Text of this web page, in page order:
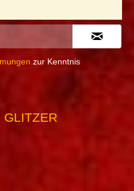
zur Kenntnis
GLITZER